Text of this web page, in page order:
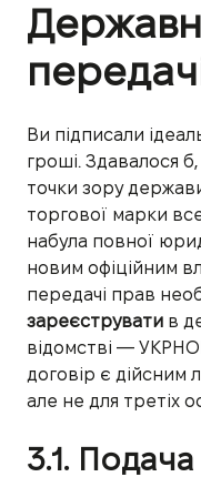
Ви підписали
гроші. Здавалося
точки зору
торгової марки
набула повної
новим офіційним
передачі прав
зареєструвати в
відомстві —
договір є
але не для третіх
3.1.